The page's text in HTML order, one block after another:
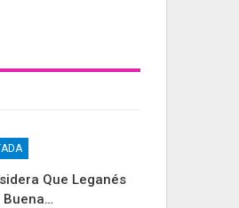
Que Leganés
Buena…